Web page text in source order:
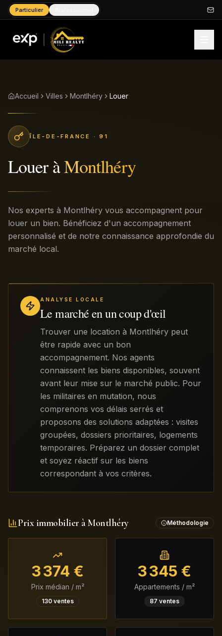
Particulier
Accueil Villes Montlhéry Louer
ÎLE-DE-FRANCE · 91
LoueràMontlhéry
Nos experts à Montlhéry vous accompagnent pour
louer un bien. Bénéficiez d'un accompagnement
personnalisé et de notre connaissance approfondie du
marché local.
ANALYSE LOCALE
Le marché en un coup d'œil
Trouver une location à Montlhéry peut
être rapide avec un bon
accompagnement. Nos agents
connaissent les biens disponibles, souvent
avant leur mise sur le marché public. Pour
les militaires en mutation, nous
comprenons vos délais serrés et
proposons des solutions adaptées : visites
groupées, dossiers prioritaires, logements
temporaires. Préparez un dossier complet
et soyez réactif sur les biens
correspondant à vos critères.
Prix immobilier à Montlhéry Méthodologie
3 374 €
Prix médian / m²
130ventes
3 345 €
Appartements / m²
87 ventes